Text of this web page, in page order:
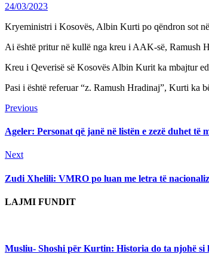
24/03/2023
Kryeministri i Kosovës, Albin Kurti po qëndron sot
Ai është pritur në kullë nga kreu i AAK-së, Ramush
Kreu i Qeverisë së Kosovës Albin Kurit ka mbajtur
Pasi i është referuar “z. Ramush Hradinaj”, Kurti ka
Continue
Reading
PreviousPrevious
Ageler: Personat që janë në listën e zezë duhet të
NextNext
Zudi Xhelili: VMRO po luan me letra të
LAJMI FUNDIT
Musliu- Shoshi për Kurtin: Historia do ta njohë